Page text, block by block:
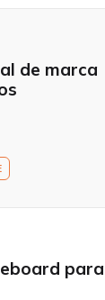
de marca
para